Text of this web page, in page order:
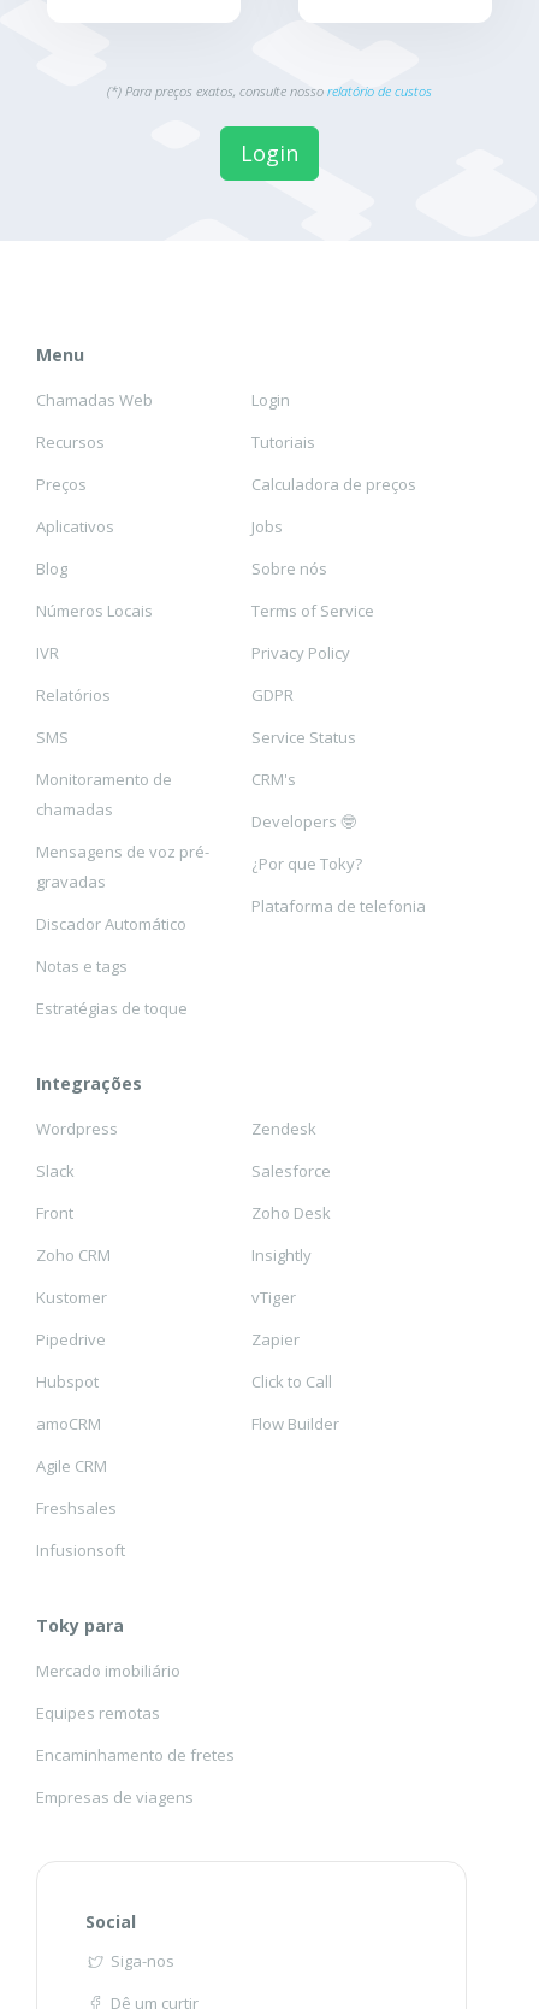
(*) Para preços exatos, consulte nosso relatório de custos
Login
Menu
Chamadas Web
Recursos
Preços
Aplicativos
Blog
Números Locais
IVR
Relatórios
SMS
Monitoramento de
chamadas
Mensagens de voz pré-
gravadas
Discador Automático
Notas e tags
Estratégias de toque
Login
Tutoriais
Calculadora de preços
Jobs
Sobre nós
Terms of Service
Privacy Policy
GDPR
Service Status
CRM's
Developers 🤓
¿Por que Toky?
Plataforma de telefonia
Integrações
Wordpress
Slack
Front
Zoho CRM
Kustomer
Pipedrive
Hubspot
amoCRM
Agile CRM
Freshsales
Infusionsoft
Zendesk
Salesforce
Zoho Desk
Insightly
vTiger
Zapier
Click to Call
Flow Builder
Toky para
Mercado imobiliário
Equipes remotas
Encaminhamento de fretes
Empresas de viagens
Social
Siga-nos
Dê um curtir